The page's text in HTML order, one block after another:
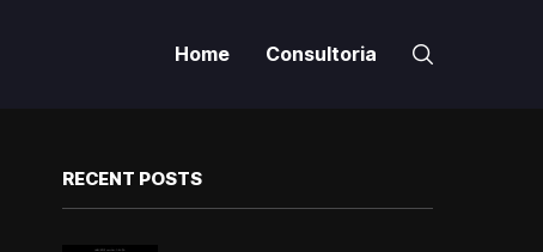
Home Consultoria
RECENT POSTS